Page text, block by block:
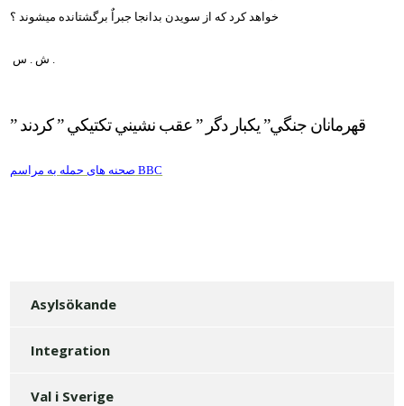
خواهد کرد که از سويدن بدانجا جبراٌ برگشتانده ميشوند ؟
” قهرمانان جنگي” يکبار دگر ” عقب نشيني تکتيکي ” کردند
صحنه های حمله به مراسم BBC
Asylsökande
Integration
Val i Sverige